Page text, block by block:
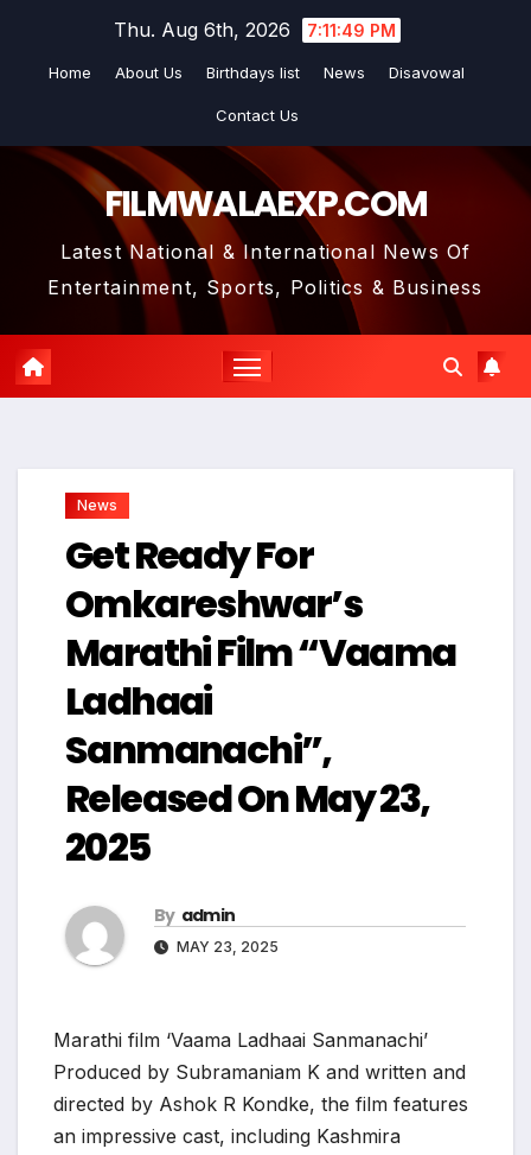
Thu. Aug 6th, 2026 7:11:51 PM
Home About Us Birthdays list News Disavowal
Contact Us
FILMWALAEXP.COM
Latest National & International News Of
Entertainment, Sports, Politics & Business
News
Get Ready For
Omkareshwar’s
Marathi Film “Vaama
Ladhaai
Sanmanachi”,
Released On May 23,
2025
By admin
MAY 23, 2025
Marathi film ‘Vaama Ladhaai Sanmanachi’
Produced by Subramaniam K and written and
directed by Ashok R Kondke, the film features
an impressive cast, including Kashmira